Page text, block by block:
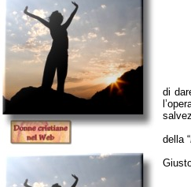
di
della “